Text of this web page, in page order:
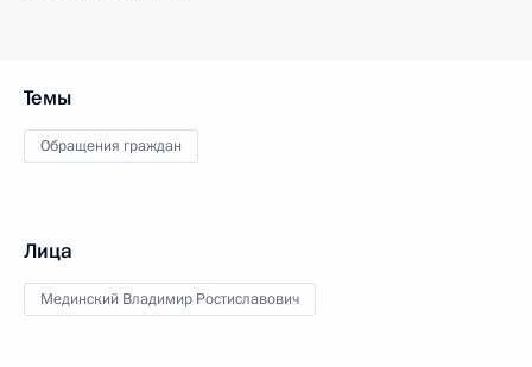
Темы
Обращения граждан
Лица
Мединский Владимир Ростиславович